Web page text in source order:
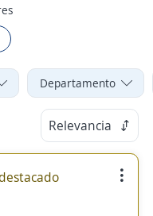
Departamento
Relevancia